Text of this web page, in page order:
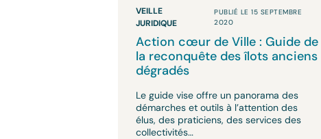
VEILLE
JURIDIQUE
PUBLIÉ LE 15 SEPTEMBRE
2020
Action cœur de Ville : Guide de
la reconquête des îlots anciens
dégradés
Le guide vise offre un panorama des
démarches et outils à l’attention des
élus, des praticiens, des services des
collectivités…